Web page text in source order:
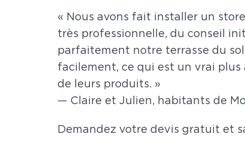
« Nous avons fait installer un
très professionnelle, du conseil
parfaitement notre terrasse du
facilement, ce qui est un vrai
de leurs produits. »
— Claire et Julien, habitants de
Demandez votre devis gratuit et